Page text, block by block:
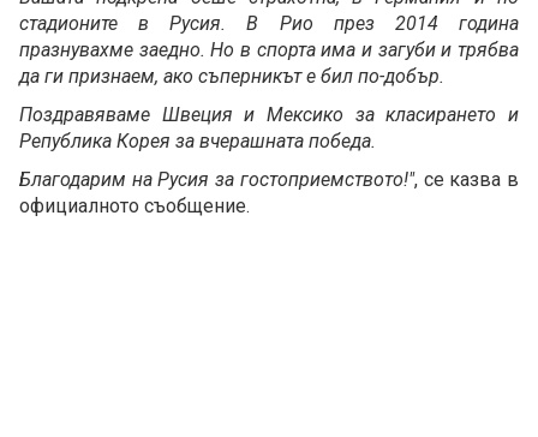
стадионите в Русия. В Рио през 2014 година
празнувахме заедно. Но в спорта има и загуби и трябва
да ги признаем, ако съперникът е бил по-добър.
Поздравяваме Швеция и Мексико за класирането и
Република Корея за вчерашната победа.
Благодарим на Русия за гостоприемството!", се казва в
официалното съобщение.